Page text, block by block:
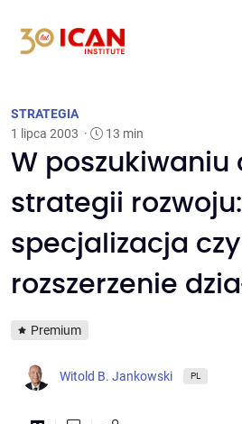
STRATEGIA
1 lipca 2003 · 13 min
W poszukiwaniu
strategii rozwoju:
specjalizacja czy
rozszerzenie
Premium
Witold B. Jankowski PL